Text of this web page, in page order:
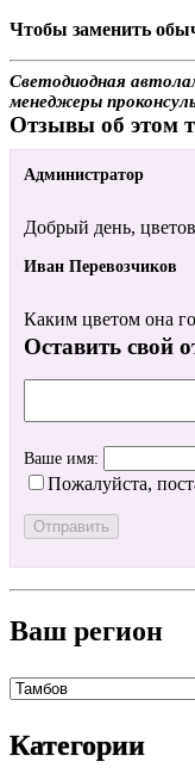
Чтобы заменить
Светодиодная
менеджеры
Отзывы об этом
Администратор
Добрый день,
Иван Перевозчиков
Каким цветом она
Оставить свой
Ваше имя:
Пожалуйста,
Ваш регион
Категории